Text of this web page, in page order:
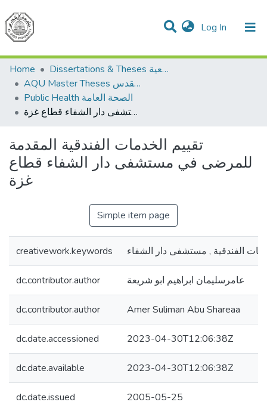
Log In (current)
Communities & Collections
All of DSpace
Home
Dissertations & Theses الرسائل الجامعية
AQU Master Theses الرسائل الجامعية الخاصة بجامعة القدس
Public Health الصحة العامة
تقييم الخدمات الفندقية المقدمة للمرضى في مستشفى دار الشفاء قطاع غزة
تقييم الخدمات الفندقية المقدمة
للمرضى في مستشفى دار الشفاء قطاع
غزة
Simple item page
creativework.keywords الفندقية , مستشفى دار الشفاء
dc.contributor.author عامرسليمان ابراهيم ابو شريعة
dc.contributor.author Amer Suliman Abu Shareaa
dc.date.accessioned 2023-04-30T12:06:38Z
dc.date.available 2023-04-30T12:06:38Z
dc.date.issued 2005-05-25